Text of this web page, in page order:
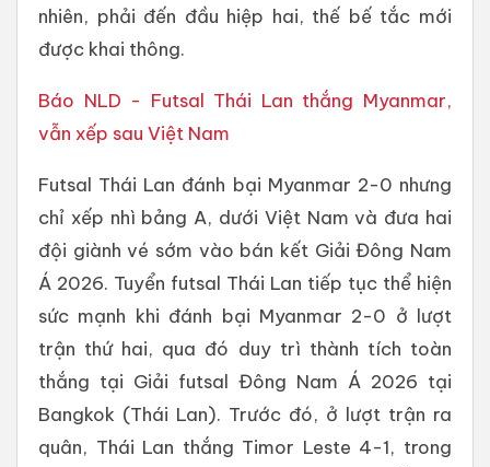
nhiên, phải đến đầu hiệp hai, thế bế tắc mới
được khai thông.
Báo NLD - Futsal Thái Lan thắng Myanmar,
vẫn xếp sau Việt Nam
Futsal Thái Lan đánh bại Myanmar 2-0 nhưng
chỉ xếp nhì bảng A, dưới Việt Nam và đưa hai
đội giành vé sớm vào bán kết Giải Đông Nam
Á 2026. Tuyển futsal Thái Lan tiếp tục thể hiện
sức mạnh khi đánh bại Myanmar 2-0 ở lượt
trận thứ hai, qua đó duy trì thành tích toàn
thắng tại Giải futsal Đông Nam Á 2026 tại
Bangkok (Thái Lan). Trước đó, ở lượt trận ra
quân, Thái Lan thắng Timor Leste 4-1, trong